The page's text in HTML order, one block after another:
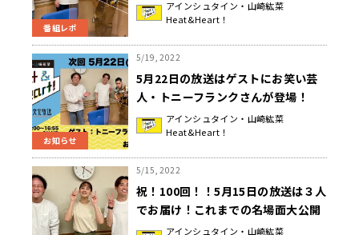
番組レポ
盛り上がり！『アインシュタイン・
アインシュタイン・山崎紘菜
Heat&Heart！
お知らせ
5/19, 2022
5月22日の放送はゲストにお笑い芸
人・トニーフランクさんが登場！
『アインシュタイン・山崎紘菜
Heat&Heart!』
アインシュタイン・山崎紘菜
Heat&Heart！
5/15, 2022
祝！100回！！5月15日の放送は３人
でお届け！これまでの名場面大公開
スペシャル！『アインシュタイン・
アインシュタイン・山崎紘菜